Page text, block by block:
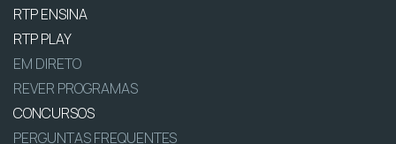
RTP ENSINA
RTP PLAY
EM DIRETO
REVER PROGRAMAS
CONCURSOS
PERGUNTAS FREQUENTES